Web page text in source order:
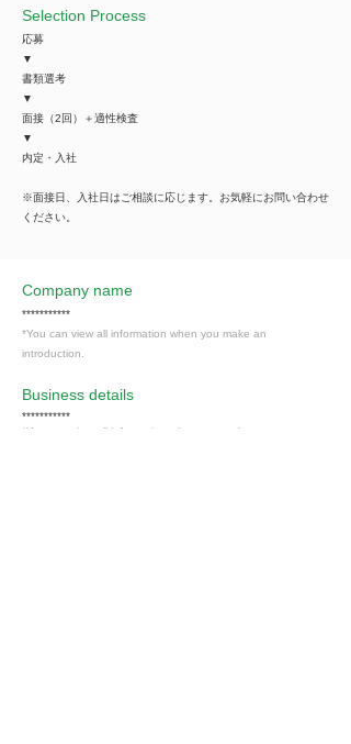
Selection Process
応募
▼
書類選考
▼
面接（2回）＋適性検査
▼
内定・入社
※面接日、入社日はご相談に応じます。お気軽にお問い合わせ
ください。
Company name
***********
*You can view all information when you make an
introduction.
​Business details
***********
*You can view all information when you make an